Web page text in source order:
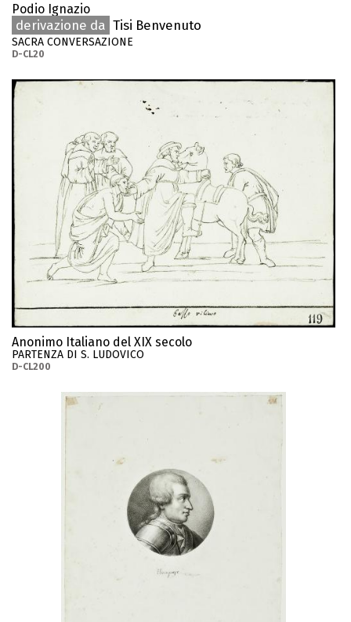
Podio Ignazio
derivazione da Tisi Benvenuto
SACRA CONVERSAZIONE
D-CL20
Anonimo Italiano del XIX secolo
PARTENZA DI S. LUDOVICO
D-CL200